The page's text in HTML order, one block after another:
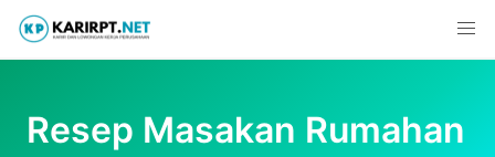
Skip
content
Resep Masakan Rumahan